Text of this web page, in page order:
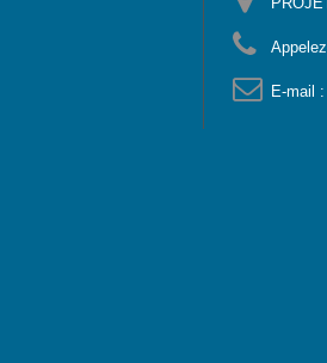
E-mail :